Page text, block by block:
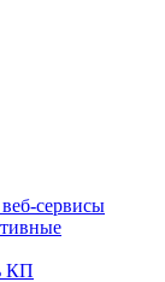
сервисы
КП